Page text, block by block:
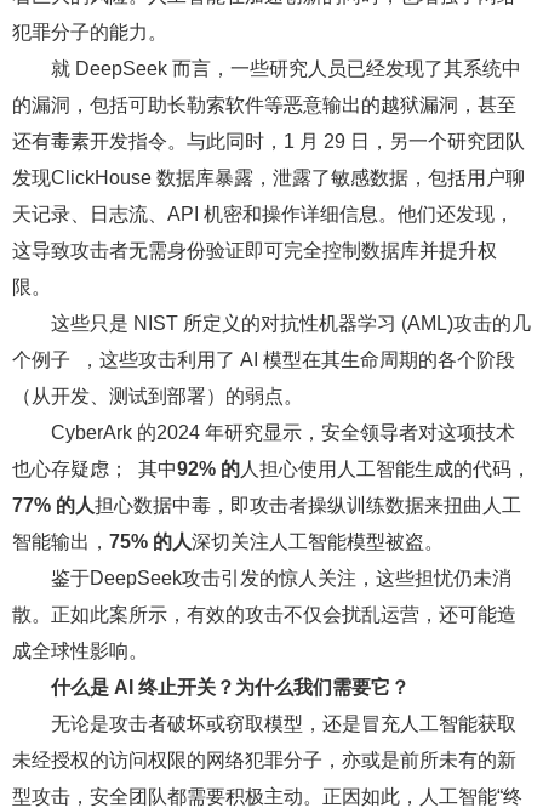
犯罪分子的能力。
就 DeepSeek 而言，一些研究人员已经发现了其系统中
的漏洞，包括可助长勒索软件等恶意输出的越狱漏洞，甚至
还有毒素开发指令。与此同时，1 月 29 日，另一个研究团队
发现ClickHouse 数据库暴露，泄露了敏感数据，包括用户聊
天记录、日志流、API 机密和操作详细信息。他们还发现，
这导致攻击者无需身份验证即可完全控制数据库并提升权
限。
这些只是 NIST 所定义的对抗性机器学习 (AML)攻击的几
个例子 ，这些攻击利用了 AI 模型在其生命周期的各个阶段
（从开发、测试到部署）的弱点。
CyberArk 的2024 年研究显示，安全领导者对这项技术
也心存疑虑； 其中92% 的 人担心使用人工智能生成的代码，
77% 的人担心数据中毒，即攻击者操纵训练数据来扭曲人工
智能输出， 75% 的人深切关注人工智能模型被盗。
鉴于DeepSeek攻击引发的惊人关注，这些担忧仍未消
散。正如此案所示，有效的攻击不仅会扰乱运营，还可能造
成全球性影响。
什么是 AI 终止开关？为什么我们需要它？
无论是攻击者破坏或窃取模型，还是冒充人工智能获取
未经授权的访问权限的网络犯罪分子，亦或是前所未有的新
型攻击，安全团队都需要积极主动。正因如此，人工智能“终